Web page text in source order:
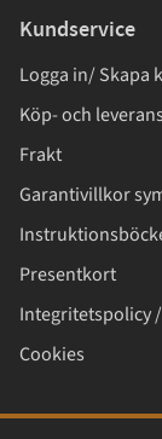
Kundservice
Logga in/ Skapa
Köp- och
Frakt
Garantivillkor
Presentkort
Integritetspolicy /
Cookies